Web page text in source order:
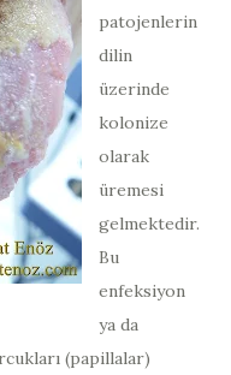
patojenlerin
dilin
üzerinde
kolonize
olarak
üremesi
gelmektedir.
Bu
enfeksiyon
ya da
(papillalar)